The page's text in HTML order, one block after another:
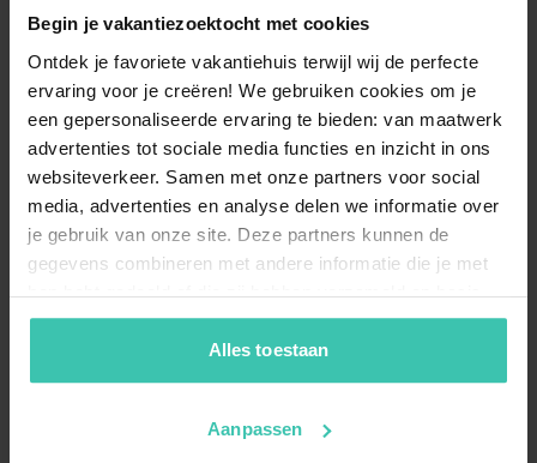
Begin je vakantiezoektocht met cookies
Ontdek je favoriete vakantiehuis terwijl wij de perfecte
ervaring voor je creëren! We gebruiken cookies om je
een gepersonaliseerde ervaring te bieden: van maatwerk
advertenties tot sociale media functies en inzicht in ons
websiteverkeer. Samen met onze partners voor social
media, advertenties en analyse delen we informatie over
je gebruik van onze site. Deze partners kunnen de
gegevens combineren met andere informatie die je met
hen hebt gedeeld of die zij hebben verzameld op basis
van je gebruik van hun diensten. Zo zorgen we ervoor dat
jouw vakantiezoektocht soepel en op maat verloopt!
Alles toestaan
Aanpassen